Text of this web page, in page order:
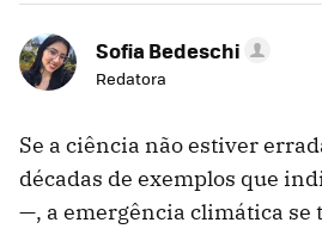
Sofia Bedeschi
Redatora
Se a ciência não estiver
décadas de exemplos que
—, a emergência climática se